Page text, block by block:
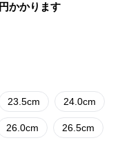
円かかります
23.5cm 24.0cm
26.0cm 26.5cm